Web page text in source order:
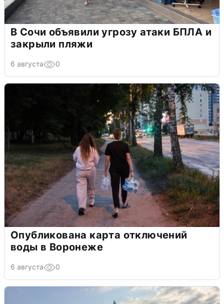
В Сочи объявили угрозу атаки БПЛА и
закрыли пляжи
6 августа 0
Опубликована карта отключений
воды в Воронеже
6 августа 0